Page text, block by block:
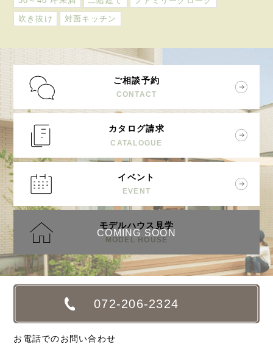
吹き抜け
対面キッチン
ご相談予約
CONTACT
カタログ請求
CATALOGUE
イベント
EVENT
モデルハウス見学
MODEL HOUSE
COMING SOON
072-206-2324
お電話でのお問い合わせ